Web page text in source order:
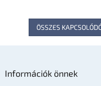
ÖSSZES
Információk önnek